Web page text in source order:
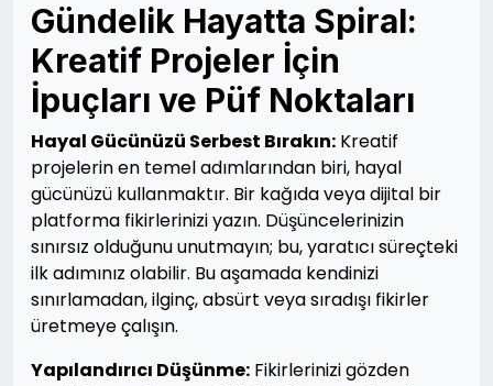
Gündelik Hayatta Spiral:
Kreatif Projeler İçin
İpuçları ve Püf Noktaları
Hayal Gücünüzü Serbest Bırakın: Kreatif
projelerin en temel adımlarından biri, hayal
gücünüzü kullanmaktır. Bir kağıda veya dijital bir
platforma fikirlerinizi yazın. Düşüncelerinizin
sınırsız olduğunu unutmayın; bu, yaratıcı süreçteki
ilk adımınız olabilir. Bu aşamada kendinizi
sınırlamadan, ilginç, absürt veya sıradışı fikirler
üretmeye çalışın.
Yapılandırıcı Düşünme: Fikirlerinizi gözden